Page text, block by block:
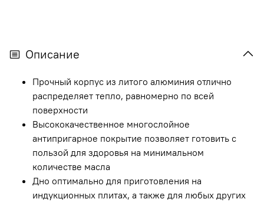
Описание
Прочный корпус из литого алюминия отлично
распределяет тепло, равномерно по всей
поверхности
Высококачественное многослойное
антипригарное покрытие позволяет готовить с
пользой для здоровья на минимальном
количестве масла
Дно оптимально для приготовления на
индукционных плитах, а также для любых других